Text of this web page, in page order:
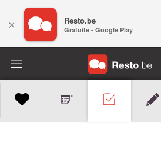
× Resto.be
Gratuite - Google Play